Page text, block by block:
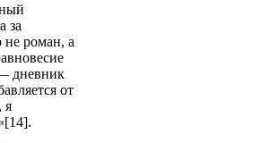
за
не роман, а
дневник
от
я